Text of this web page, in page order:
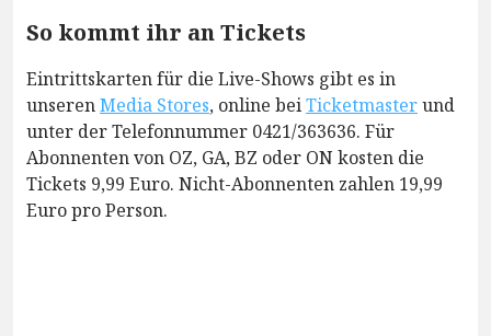
So kommt ihr an Tickets
Eintrittskarten für die Live-Shows gibt es in
unserenMedia Stores, online beiTicketmasterund
unter der Telefonnummer 0421/363636. Für
Abonnenten von OZ, GA, BZ oder ON kosten die
Tickets 9,99 Euro. Nicht-Abonnenten zahlen 19,99
Euro pro Person.